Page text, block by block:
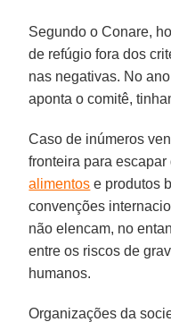
Segundo o Conare,
de refúgio fora dos
nas negativas. No
aponta o comitê,
Caso de inúmeros
fronteira para
alimentos e produtos
convenções
não elencam, no
entre os riscos de
humanos.
Organizações da